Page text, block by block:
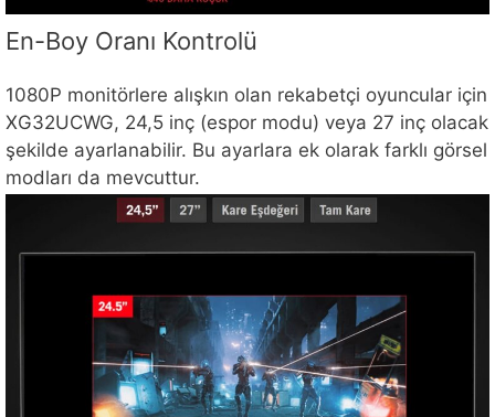
En-Boy Oranı Kontrolü
1080P monitörlere alışkın olan rekabetçi oyuncular için
XG32UCWG, 24,5 inç (espor modu) veya 27 inç olacak
şekilde ayarlanabilir. Bu ayarlara ek olarak farklı görsel
modları da mevcuttur.